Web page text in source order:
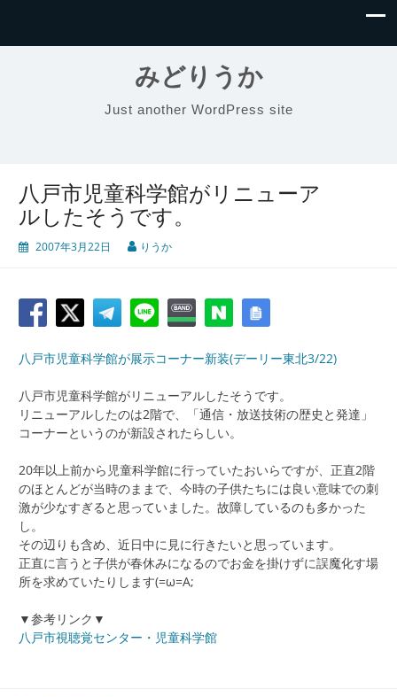
みどりうか
Just another WordPress site
八戸市児童科学館がリニューア
ルしたそうです。
2007年3月22日 りうか
八戸市児童科学館が展示コーナー新装(デーリー東北3/22)
八戸市児童科学館がリニューアルしたそうです。
リニューアルしたのは2階で、「通信・放送技術の歴史と発達」
コーナーというのが新設されたらしい。
20年以上前から児童科学館に行っていたおいらですが、正直2階
のほとんどが当時のままで、今時の子供たちには良い意味での刺
激が少なすぎると思っていました。故障しているのも多かった
し。
その辺りも含め、近日中に見に行きたいと思っています。
正直に言うと子供が春休みになるのでお金を掛けずに誤魔化す場
所を求めていたりします(=ω=A;
▼参考リンク▼
八戸市視聴覚センター・児童科学館